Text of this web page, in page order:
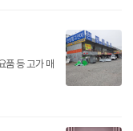
품 등 고가 매